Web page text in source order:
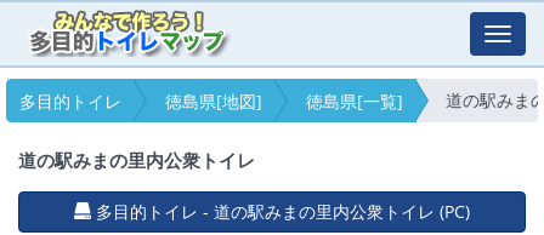
多目的トイレ
徳島県[地図] 徳島県[一覧] 道の駅みま
道の駅みまの里内公衆トイレ
多目的トイレ - 道の駅みまの里内公衆トイレ (PC)